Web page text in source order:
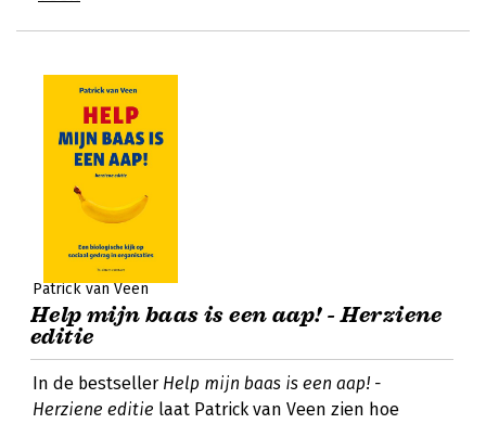
Patrick van Veen
Help mijn baas is een aap! - Herziene
editie
In de bestseller Help mijn baas is een aap! -
Herziene editie laat Patrick van Veen zien hoe